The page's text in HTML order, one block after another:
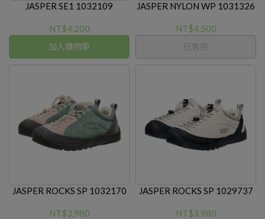
JASPER SE1 1032109
NT$4,200
加入購物車
JASPER NYLON WP 1031326
NT$4,500
已售完
JASPER ROCKS SP 1032170
NT$3,980
JASPER ROCKS SP 1029737
NT$3,980